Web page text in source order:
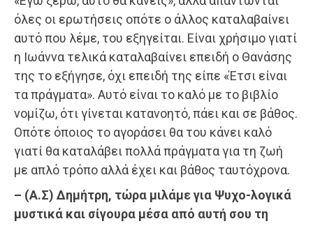
όλες οι ερωτήσεις οπότε ο άλλος καταλαβαίνει
αυτό που λέμε, του εξηγείται. Είναι χρήσιμο γιατί
η Ιωάννα τελικά καταλαβαίνει επειδή ο Θανάσης
της το εξήγησε, όχι επειδή της είπε «Έτσι είναι
τα πράγματα». Αυτό είναι το καλό με το βιβλίο
νομίζω, ότι γίνεται κατανοητό, πάει και σε βάθος.
Οπότε όποιος το αγοράσει θα του κάνει καλό
γιατί θα καταλάβει πολλά πράγματα για τη ζωή
με απλό τρόπο αλλά έχει και βάθος ταυτόχρονα.
– (Α.Σ) Δημήτρη, τώρα μιλάμε για Ψυχο-λογικά
μυστικά και σίγουρα μέσα από αυτή σου τη